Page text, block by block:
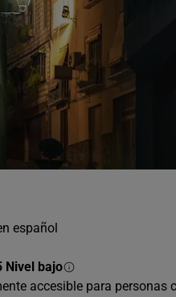
español
Nivel bajo
accesible para personas